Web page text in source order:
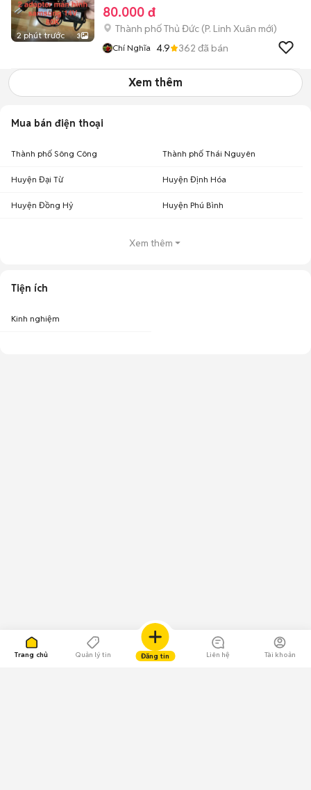
Trang chủ Quản lý tin Đăng tin Liên hệ Tài khoản
2 phút trước 3
80.000 đ
Thành phố Thủ Đức (P. Linh Xuân mới)
Chí Nghĩa 4.9 362 đã bán
Xem thêm
Mua bán điện thoại
Thành phố Sông Công Thành phố Thái Nguyên
Huyện Đại Từ Huyện Định Hóa
Huyện Đồng Hỷ Huyện Phú Bình
Xem thêm
Tiện ích
Kinh nghiệm